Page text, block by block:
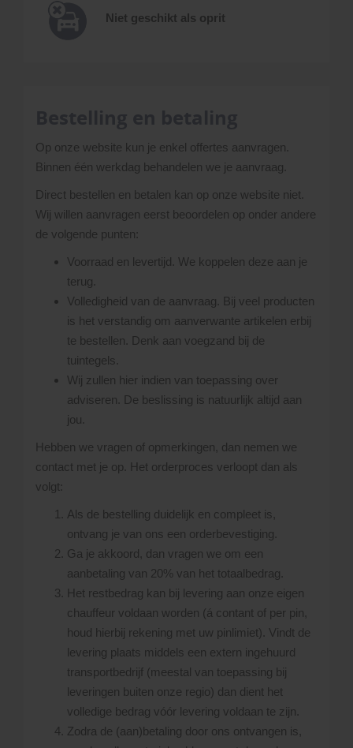
Niet geschikt als oprit
Op onze website kun je enkel offertes aanvragen.
Binnen één werkdag behandelen we je aanvraag.
Direct bestellen en betalen kan op onze website niet.
Wij willen aanvragen eerst beoordelen op onder andere
de volgende punten:
Voorraad en levertijd. We koppelen deze aan je
terug.
Volledigheid van de aanvraag. Bij veel producten
is het verstandig om aanverwante artikelen erbij
te bestellen. Denk aan voegzand bij de
tuintegels.
Wij zullen hier indien van toepassing over
adviseren. De beslissing is natuurlijk altijd aan
jou.
Hebben we vragen of opmerkingen, dan nemen we
contact met je op. Het orderproces verloopt dan als
volgt:
Als de bestelling duidelijk en compleet is,
ontvang je van ons een orderbevestiging.
Ga je akkoord, dan vragen we om een
aanbetaling van 20% van het totaalbedrag.
Het restbedrag kan bij levering aan onze eigen
chauffeur voldaan worden (á contant of per pin,
houd hierbij rekening met uw pinlimiet). Vindt de
levering plaats middels een extern ingehuurd
transportbedrijf (meestal van toepassing bij
leveringen buiten onze regio) dan dient het
volledige bedrag vóór levering voldaan te zijn.
Zodra de (aan)betaling door ons ontvangen is,